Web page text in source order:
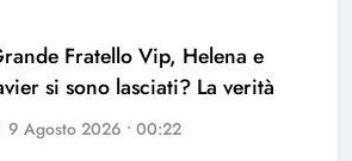
Fratello Vip, Helena e
si sono lasciati? La verità
9 Agosto 2026 • 00:22